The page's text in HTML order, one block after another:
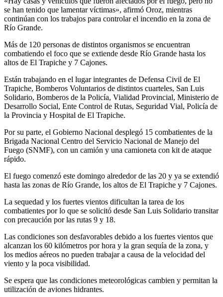
se han tenido que lamentar víctimas», afirmó Oroz, mientras
continúan con los trabajos para controlar el incendio en la zona de
Río Grande.
Más de 120 personas de distintos organismos se encuentran
combatiendo el foco que se extiende desde Río Grande hasta los
altos de El Trapiche y 7 Cajones.
Están trabajando en el lugar integrantes de Defensa Civil de El
Trapiche, Bomberos Voluntarios de distintos cuarteles, San Luis
Solidario, Bomberos de la Policía, Vialidad Provincial, Ministerio de
Desarrollo Social, Ente Control de Rutas, Seguridad Vial, Policía de
la Provincia y Hospital de El Trapiche.
Por su parte, el Gobierno Nacional desplegó 15 combatientes de la
Brigada Nacional Centro del Servicio Nacional de Manejo del
Fuego (SNMF), con un camión y una camioneta con kit de ataque
rápido.
El fuego comenzó este domingo alrededor de las 20 y ya se extendió
hasta las zonas de Río Grande, los altos de El Trapiche y 7 Cajones.
La sequedad y los fuertes vientos dificultan la tarea de los
combatientes por lo que se solicitó desde San Luis Solidario transitar
con precaución por las rutas 9 y 18.
Las condiciones son desfavorables debido a los fuertes vientos que
alcanzan los 60 kilómetros por hora y la gran sequía de la zona, y
los medios aéreos no pueden trabajar a causa de la velocidad del
viento y la poca visibilidad.
Se espera que las condiciones meteorológicas cambien y permitan la
utilización de aviones hidrantes.